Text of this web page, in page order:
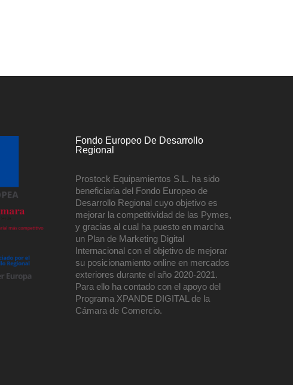
Fondo Europeo De Desarrollo
Regional
Prostock Equipamientos S.L. ha sido
beneficiaria del Fondo Europeo de
Desarrollo Regional cuyo objetivo es
mejorar la competitividad de las Pymes,
y gracias al cual ha puesto en marcha
un Plan de Marketing Digital
Internacional con el objetivo de mejorar
su posicionamiento online en mercados
exteriores durante el año 2020-2021.
Para ello ha contado con el apoyo del
Programa XPANDE DIGITAL de la
Cámara de Comercio.